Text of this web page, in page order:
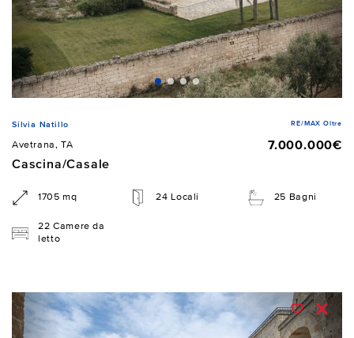
Silvia Natillo RE/MAX Oltre
Avetrana, TA
7.000.000€
Cascina/Casale
1705 mq 24 Locali 25 Bagni
22 Camere da
letto